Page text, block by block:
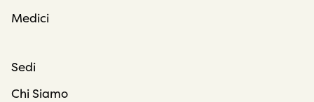
Medici
Sedi
Chi Siamo